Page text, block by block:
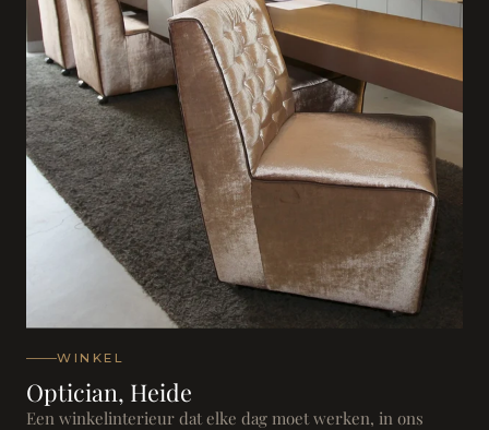
WINKEL
Optician, Heide
Een winkelinterieur dat elke dag moet werken, in ons